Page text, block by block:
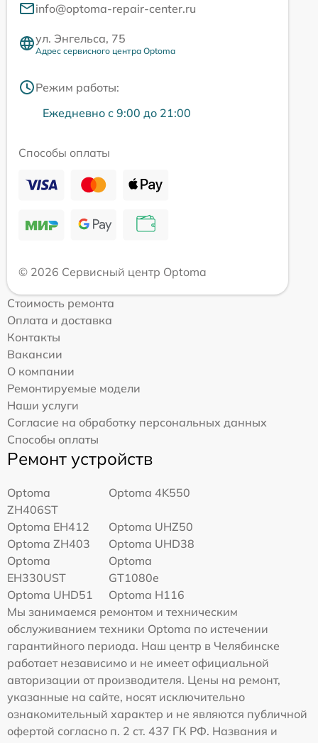
info@optoma-repair-center.ru
ул. Энгельса, 75
Адрес сервисного центра Optoma
Режим работы:
Ежедневно с 9:00 до 21:00
Способы оплаты
© 2026 Сервисный центр Optoma
Стоимость ремонта
Оплата и доставка
Контакты
Вакансии
О компании
Ремонтируемые модели
Наши услуги
Согласие на обработку персональных данных
Способы оплаты
Ремонт устройств
Optoma
ZH406ST
Optoma 4K550
Optoma EH412
Optoma UHZ50
Optoma ZH403
Optoma UHD38
Optoma
EH330UST
Optoma
GT1080e
Optoma UHD51
Optoma H116
Мы занимаемся ремонтом и техническим
обслуживанием техники Optoma по истечении
гарантийного периода. Наш центр в Челябинске
работает независимо и не имеет официальной
авторизации от производителя. Цены на ремонт,
указанные на сайте, носят исключительно
ознакомительный характер и не являются публичной
офертой согласно п. 2 ст. 437 ГК РФ. Названия и